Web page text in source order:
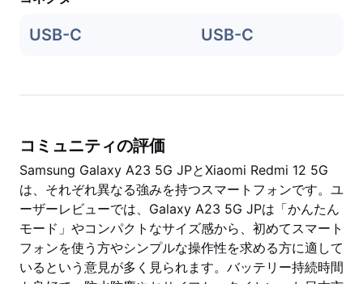
USB-C USB-C
コミュニティの評価
Samsung Galaxy A23 5G JPとXiaomi Redmi 12 5G
は、それぞれ異なる強みを持つスマートフォンです。ユ
ーザーレビューでは、Galaxy A23 5G JPは「かんたん
モード」やコンパクトなサイズ感から、初めてスマート
フォンを使う方やシンプルな操作性を求める方に適して
いるという意見が多く見られます。バッテリー持続時間